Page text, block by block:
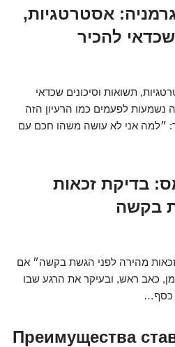
אסטרטגיות,
שכדאי להכיר
תשואות וסיכונים שכדאי
נשמעות לפעמים כמו הרעיון הזה
״למה אני לא עושה משהו חכם עם
בדיקת זכאות
בקשה
מהירה לפני הגשת בקשה״ אם
כאב ראש, ובעיקר את הרגע שבו
כסף…
Преимущества